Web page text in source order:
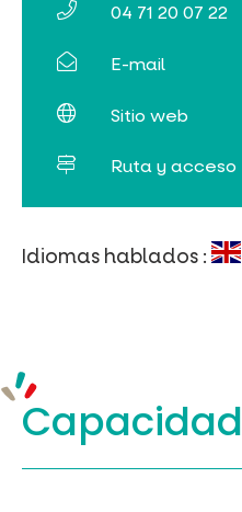
Idiomas hablados :
Capacidad
04 71 20 07 22
E-mail
Sitio web
Ruta y acceso